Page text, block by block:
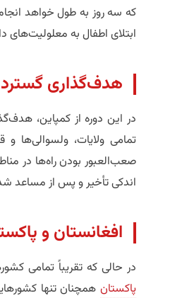
که سه روز به طول خواهد
ابتلای اطفال به معلولیت‌های
​هدف‌گذاری
در این دوره از کمپاین،
تمامی ولایات،
صعب‌العبور بودن راه‌ها در
اندکی تأخیر و پس از مساعد
​افغانستان و
در حالی که تقریباً تمامی
پاکستان همچنان تنها